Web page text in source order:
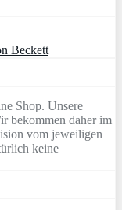
Beckett
Shop. Unsere
bekommen daher im
vom jeweiligen
keine